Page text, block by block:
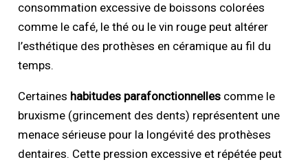
consommation excessive de boissons colorées
comme le café, le thé ou le vin rouge peut altérer
l’esthétique des prothèses en céramique au fil du
temps.
Certaines habitudes parafonctionnelles comme le
bruxisme (grincement des dents) représentent une
menace sérieuse pour la longévité des prothèses
dentaires. Cette pression excessive et répétée peut